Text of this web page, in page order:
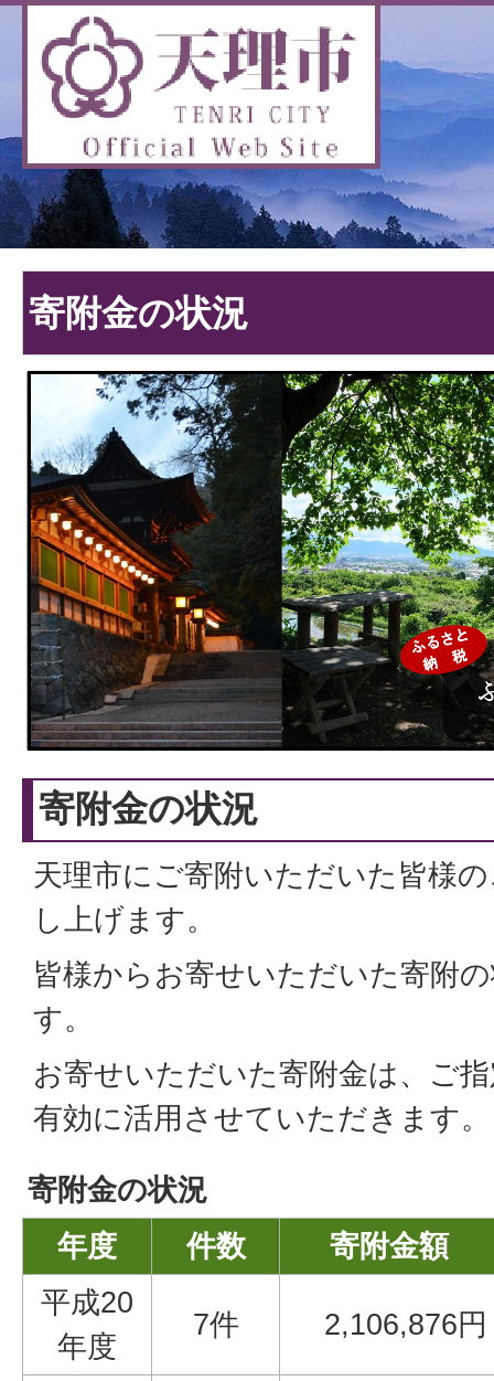
寄附金の状況
寄附金の状況
天理市にご寄附いただいた皆様
し上げます。
皆様からお寄せいただいた寄附
す。
お寄せいただいた寄附金は、ご
有効に活用させていただきます。
寄附金の状況
年度
件数
寄附金額
平成20
年度
7件 2,106,876円